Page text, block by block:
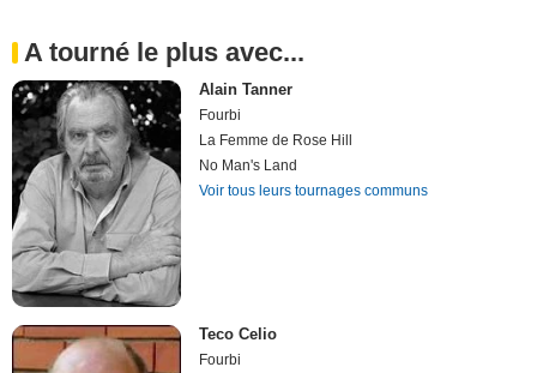
A tourné le plus avec...
Alain Tanner
Fourbi
La Femme de Rose Hill
No Man's Land
Voir tous leurs tournages communs
Teco Celio
Fourbi